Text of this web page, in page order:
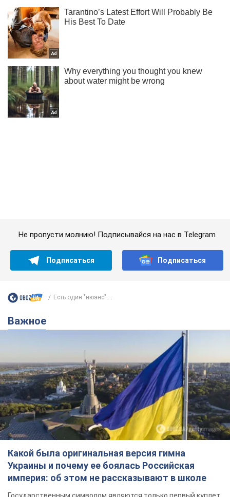
Какой была оригинальная версия гимна
Украины и почему ее боялась Российская
империя: об этом не рассказывают в школе
Государственным символом являются только первый куплет
и припев песни
7 часов назад 30,0 т.
Александру Пономареву – 53: что
известно о трех детях секс-
символа 90-х и как они выглядят